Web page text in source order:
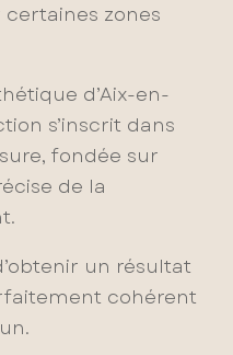
zones
d’Aix-en-
s’inscrit dans
fondée sur
de la
un résultat
cohérent